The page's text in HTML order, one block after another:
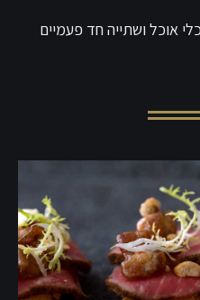
אוכל ושתייה חד פעמיים